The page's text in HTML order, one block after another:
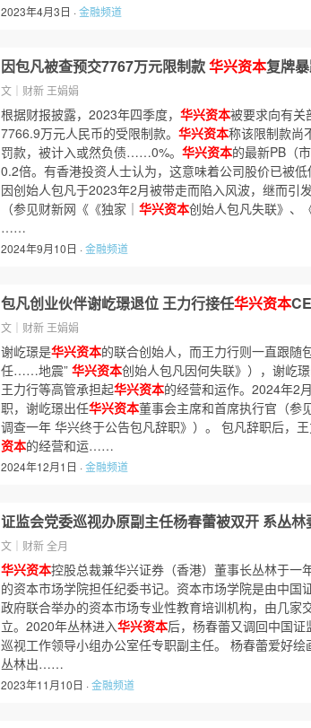
2023年4月3日 ·金融频道
因包凡被查预交7767万元限制款华兴资本复牌
文｜财新 王娟娟
根据财报披露，2023年四季度， 华兴资本被要求向有关
7766.9万元人民币的受限制款。 华兴资本称该限制款尚
罚款，被计入或然负债……0%。 华兴资本的最新PB（
0.2倍。有香港投资人士认为，这意味着公司股价已被低
因创始人包凡于2023年2月被带走而陷入风波，继而引
（参见财新网《《独家｜ 华兴资本创始人包凡失联》、
……
2024年9月10日 ·金融频道
包凡创业伙伴谢屹璟退位 王力行接任华兴资本
文｜财新 王娟娟
谢屹璟是华兴资本的联合创始人，而王力行则一直跟随
任……地震” 华兴资本创始人包凡因何失联》），谢屹
王力行等高管承担起华兴资本的经营和运作。2024年2
职，谢屹璟出任华兴资本董事会主席和首席执行官（参
调查一年 华兴终于公告包凡辞职》）。 包凡辞职后，
资本的经营和运……
2024年12月1日 ·金融频道
证监会党委巡视办原副主任杨春蕾被双开 系丛林
文｜财新 全月
华兴资本控股总裁兼华兴证券（香港）董事长丛林于
的资本市场学院担任纪委书记。资本市场学院是由中国
政府联合举办的资本市场专业性教育培训机构，由几家
立。2020年丛林进入华兴资本后，杨春蕾又调回中国证
巡视工作领导小组办公室任专职副主任。 杨春蕾爱好绘
丛林出……
2023年11月10日 ·金融频道